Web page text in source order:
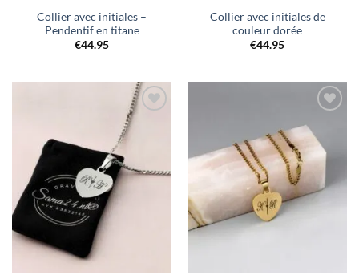
Collier avec initiales –
Pendentif en titane
€44.95
Collier avec initiales de
couleur dorée
€44.95
Ajouter
à la liste
de
souhaits